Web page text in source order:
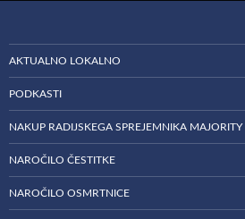
AKTUALNO LOKALNO
PODKASTI
NAKUP RADIJSKEGA SPREJEMNIKA MAJORITY
NAROČILO ČESTITKE
NAROČILO OSMRTNICE